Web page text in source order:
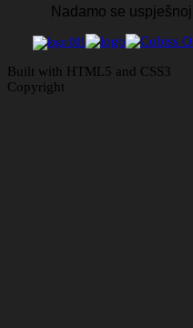
Nadamo se uspješnoj
Built with HTML5 and CSS3
Copyright